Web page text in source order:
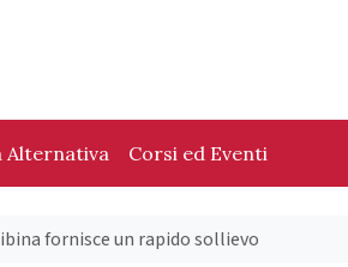
Alternativa Corsi ed Eventi
fornisce un rapido sollievo